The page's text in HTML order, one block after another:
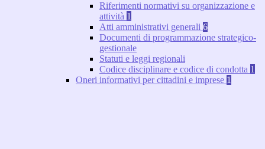
Riferimenti normativi su organizzazione e
attività 1
Atti amministrativi generali 6
Documenti di programmazione strategico-
gestionale
Statuti e leggi regionali
Codice disciplinare e codice di condotta 1
Oneri informativi per cittadini e imprese 1